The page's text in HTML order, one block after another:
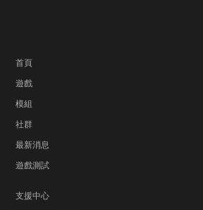
首頁
遊戲
模組
社群
最新消息
遊戲測試
支援中心